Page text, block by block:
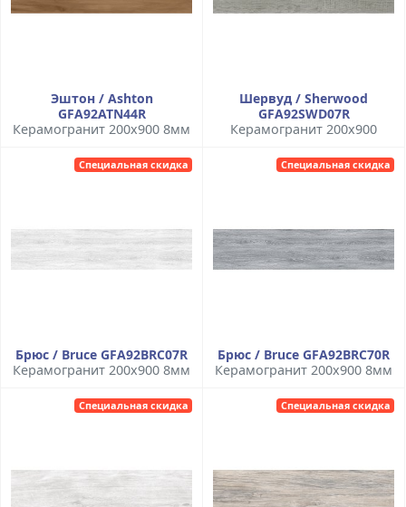
Эштон / Ashton
GFA92ATN44R
Керамогранит 200x900 8мм
Шервуд / Sherwood
GFA92SWD07R
Керамогранит 200x900
Специальная скидка
Брюс / Bruce GFA92BRC07R
Керамогранит 200x900 8мм
Специальная скидка
Брюс / Bruce GFA92BRC70R
Керамогранит 200x900 8мм
Специальная скидка Специальная скидка